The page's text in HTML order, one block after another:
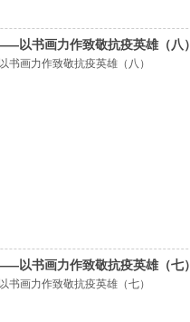
以书画力作致敬抗疫英雄（八）
画力作致敬抗疫英雄（八）
以书画力作致敬抗疫英雄（七）
画力作致敬抗疫英雄（七）